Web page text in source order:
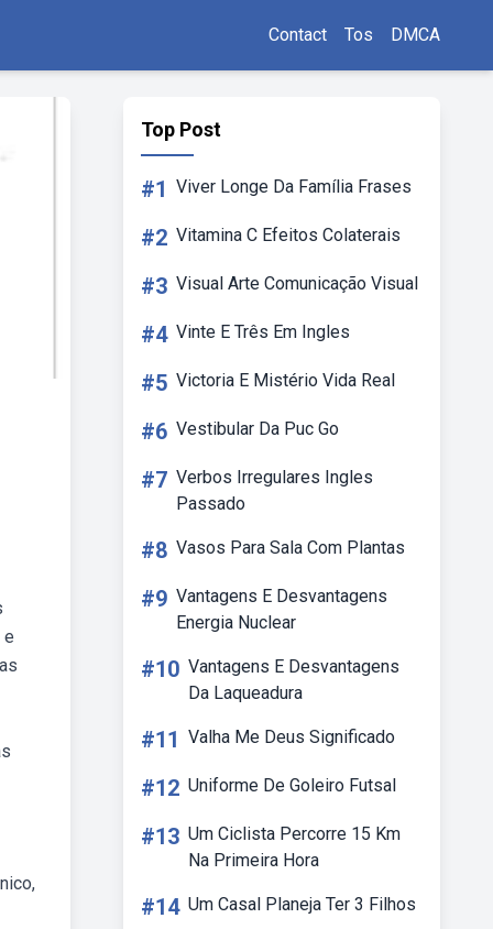
Contact Tos DMCA
e
Top Post
#1 Viver Longe Da Família Frases
#2 Vitamina C Efeitos Colaterais
#3 Visual Arte Comunicação Visual
#4 Vinte E Três Em Ingles
#5 Victoria E Mistério Vida Real
#6 Vestibular Da Puc Go
#7 Verbos Irregulares Ingles
Passado
#8 Vasos Para Sala Com Plantas
#9 Vantagens E Desvantagens
Energia Nuclear
#10 Vantagens E Desvantagens
Da Laqueadura
#11 Valha Me Deus Significado
#12 Uniforme De Goleiro Futsal
#13 Um Ciclista Percorre 15 Km
Na Primeira Hora
#14 Um Casal Planeja Ter 3 Filhos